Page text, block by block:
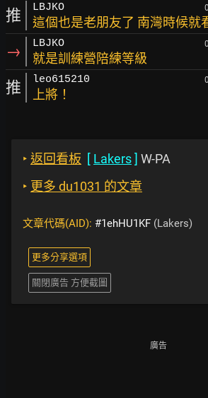
推 LBJKO
這個也是老朋友了 南灣時候就
→ LBJKO
就是訓練營陪練等級
推 leo615210
上將！
‣ 返回看板 [ Lakers] W-PA
‣ 更多 du1031 的文章
文章代碼(AID): #1ehHU1KF (Lakers)
更多分享選項
關閉廣告 方便截圖
廣告